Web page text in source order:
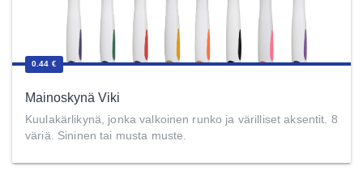
0.44 €
Mainoskynä Viki
Kuulakärlikynä, jonka valkoinen runko ja värilliset aksentit. 8
väriä. Sininen tai musta muste.